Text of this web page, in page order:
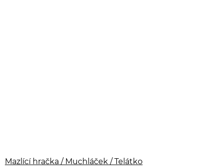
Mazlící hračka / Muchláček / Telátko